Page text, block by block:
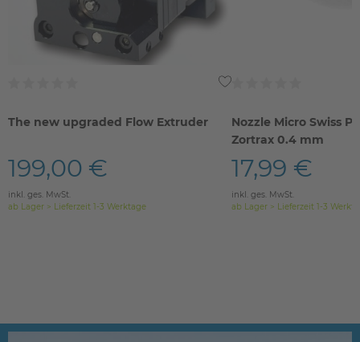
The new upgraded Flow Extruder
199,00 €
inkl. ges. MwSt.
ab Lager > Lieferzeit 1-3 Werktage
Nozzle Micro Swiss
Zortrax 0.4 mm
17,99 €
inkl. ges. MwSt.
ab Lager > Lieferzeit 1-3